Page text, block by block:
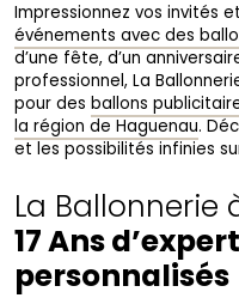
Impressionnez vos invités
événements avec des
d’une fête, d’un
professionnel, La
pour des ballons
la région de Haguenau.
et les possibilités infinies
La Ballonnerie
17 Ans
personnalisés